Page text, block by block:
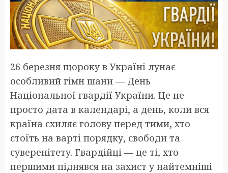
26 березня щороку в Україні лунає
особливий гімн шани — День
Національної гвардії України. Це не
просто дата в календарі, а день, коли вся
країна схиляє голову перед тими, хто
стоїть на варті порядку, свободи та
суверенітету. Гвардійці — це ті, хто
першими піднявся на захист у найтемніші